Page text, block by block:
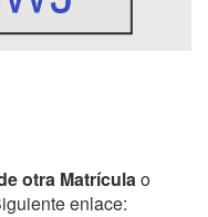
otra Matrículao
enlace: